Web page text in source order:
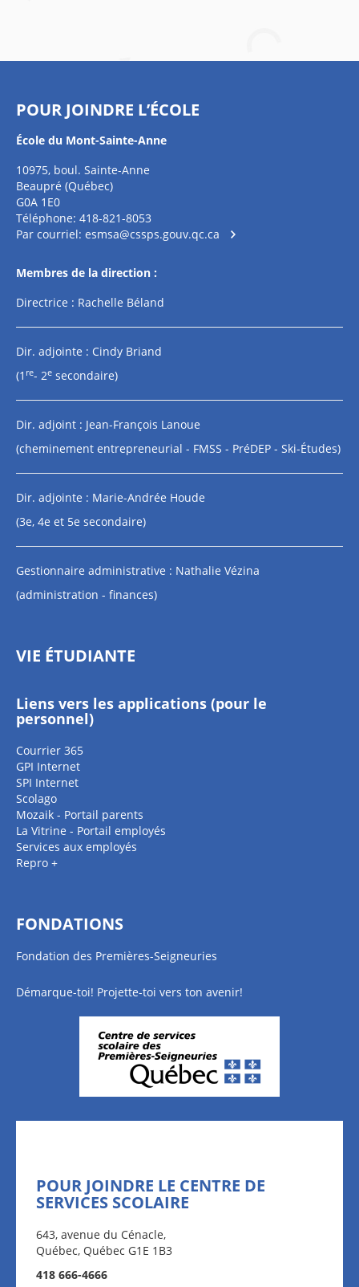
POUR JOINDRE L’ÉCOLE
École du Mont-Sainte-Anne
10975, boul. Sainte-Anne
Beaupré (Québec)
G0A 1E0
Téléphone: 418-821-8053
Par courriel: esmsa@cssps.gouv.qc.ca
Membres de la direction :
Directrice : Rachelle Béland
Dir. adjointe : Cindy Briand
(1 re- 2e secondaire)
Dir. adjoint : Jean-François Lanoue
(cheminement entrepreneurial - FMSS - PréDEP - Ski-Études)
Dir. adjointe : Marie-Andrée Houde
(3e, 4e et 5e secondaire)
Gestionnaire administrative : Nathalie Vézina
(administration - finances)
VIE ÉTUDIANTE
Liens vers les applications (pour le
personnel)
Courrier 365
GPI Internet
SPI Internet
Scolago
Mozaik - Portail parents
La Vitrine - Portail employés
Services aux employés
Repro +
FONDATIONS
Fondation des Premières-Seigneuries
Démarque-toi! Projette-toi vers ton avenir!
POUR JOINDRE LE CENTRE DE
SERVICES SCOLAIRE
643, avenue du Cénacle,
Québec, Québec G1E 1B3
418 666-4666